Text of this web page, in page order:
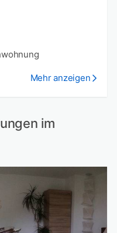
Mehr anzeigen
im